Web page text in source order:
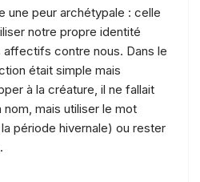
une peur archétypale : celle
notre propre identité
contre nous. Dans le
était simple mais
à la créature, il ne fallait
mais utiliser le mot
période hivernale) ou rester